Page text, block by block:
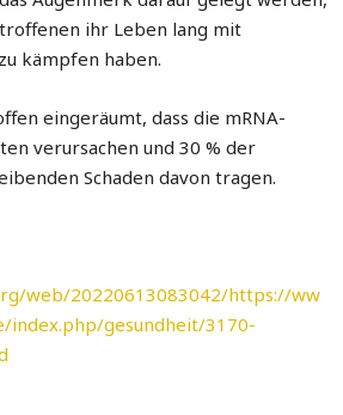
ihr Leben lang mit
kämpfen haben.
eingeräumt, dass die mRNA-
verursachen und 30 % der
Schaden davon tragen.
web/20220613083042/https://ww
index.php/gesundheit/3170-